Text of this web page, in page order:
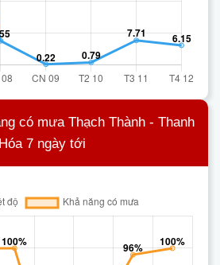
có mưa Thạch Thành - Thanh
Hóa 7 ngày tới